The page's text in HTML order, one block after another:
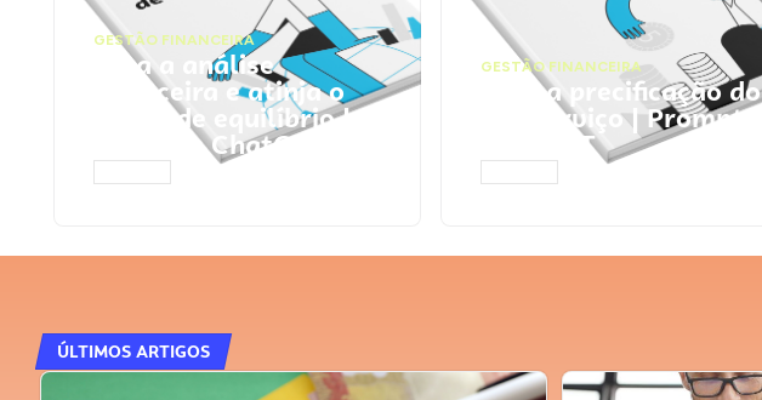
GESTÃO FINANCEIRA
Faça a análise
financeira e atinja o
ponto de equilíbrio |
Prompts ChatGPT
GESTÃO FINANCEIRA
Faça a precificação do
seu serviço | Prompts
ChatGPT
ÚLTIMOS ARTIGOS